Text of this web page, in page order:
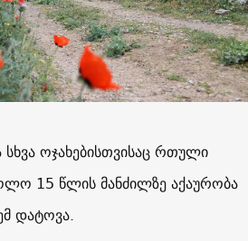
ოჯახებისთვისაც რთული
15 წლის მანძილზე აქაურობა
დატოვა.